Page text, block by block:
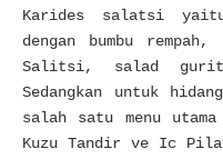
Karides salatsi
dengan bumbu
Salitsi, salad gurita
Sedangkan untuk
salah satu menu
Kuzu Tandir ve Ic